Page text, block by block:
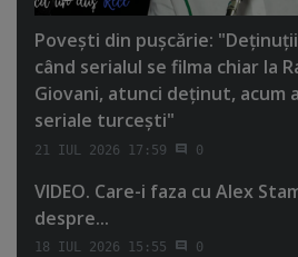
Poveşti din puşcărie:
când serialul se filma chiar la
Giovani, atunci deţinut, acum
seriale turceşti"
21 IUL 2026 17:59 0
VIDEO. Care-i faza cu Alex
despre...
18 IUL 2026 15:55 0